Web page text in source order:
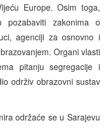
Europe. Osim toga,
zakonima o
agenciji za osnovno i
Organi vlasti
pitanju segregacije i
održiv obrazovni sustav
održaće se u Sarajevu